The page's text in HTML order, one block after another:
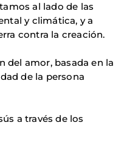
al lado de las
y climática, y a
contra la creación.
del amor, basada en la
de la persona
a través de los